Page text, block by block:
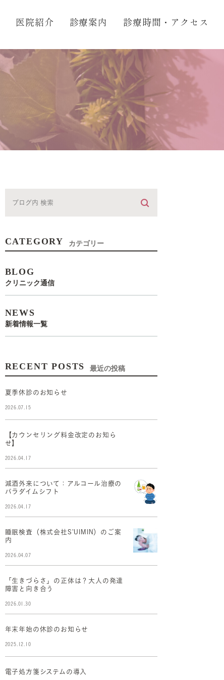
医院紹介 診療案内 診療時間・アクセス
CATEGORY カテゴリー
BLOG
クリニック通信
NEWS
新着情報一覧
RECENT POSTS 最近の投稿
夏季休診のお知らせ
2026.07.15
【カウンセリング料金改定のお知ら
せ】
2026.04.17
減酒外来について：アルコール治療の
パラダイムシフト
2026.04.17
睡眠検査（株式会社S’UIMIN）のご案
内
2026.04.07
「生きづらさ」の正体は？大人の発達
障害と向き合う
2026.01.30
年末年始の休診のお知らせ
2025.12.10
電子処方箋システムの導入